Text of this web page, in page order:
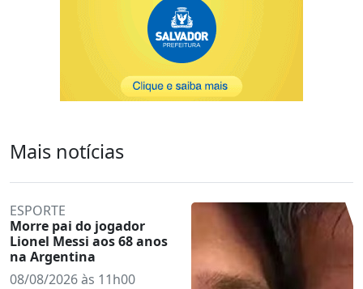
Mais notícias
ESPORTE
Morre pai do jogador
Lionel Messi aos 68 anos
na Argentina
08/08/2026 às 11h00